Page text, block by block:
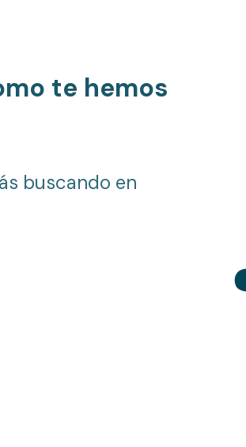
te hemos
buscando en